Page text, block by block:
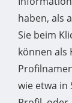
haben, als
Sie beim
können als
wie etwa in